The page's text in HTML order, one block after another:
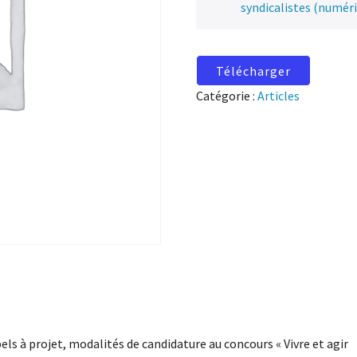
syndicalistes
Télécharger
Catégorie :Articles
à projet, modalités de candidature au concours « Vivre et agir